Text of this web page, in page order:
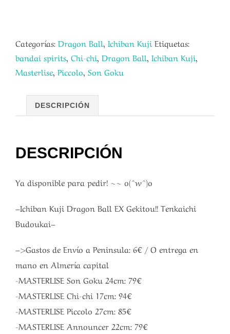
Categorías: Dragon Ball, Ichiban Kuji Etiquetas:
bandai spirits, Chi-chi, Dragon Ball, Ichiban Kuji,
Masterlise, Piccolo, Son Goku
DESCRIPCIÓN
DESCRIPCIÓN
Ya disponible para pedir! ~~ o(^w^)o
–Ichiban Kuji Dragon Ball EX Gekitou!! Tenkaichi
Budoukai–
–>Gastos de Envío a Peninsula: 6€ / O entrega en
mano en Almería capital
-MASTERLISE Son Goku 24cm: 79€
-MASTERLISE Chi-chi 17cm: 94€
-MASTERLISE Piccolo 27cm: 85€
-MASTERLISE Announcer 22cm: 79€